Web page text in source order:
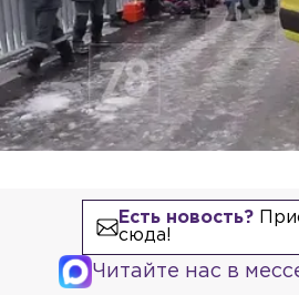
Есть новость?
сюда!
Читайте нас в